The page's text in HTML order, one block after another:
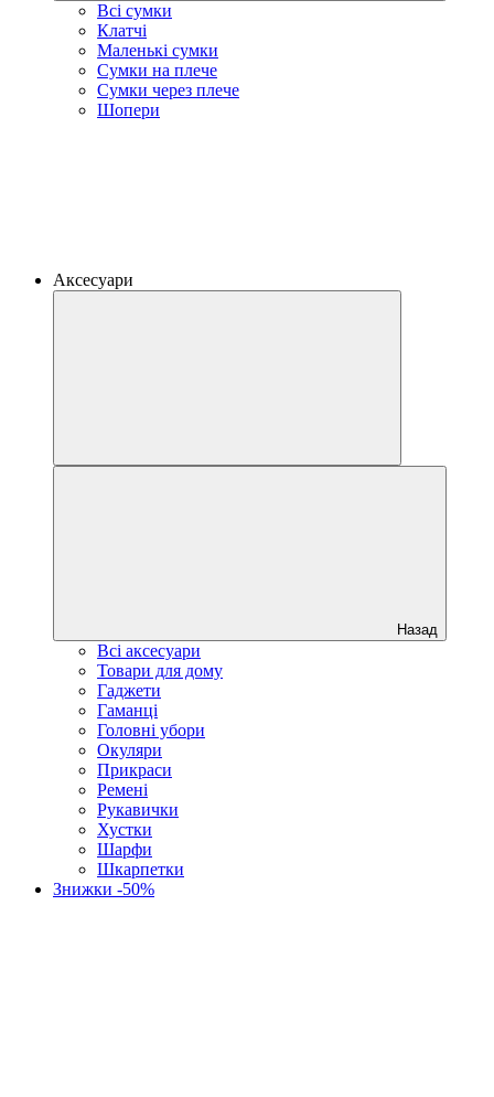
Всі сумки
Клатчі
Маленькі сумки
Сумки на плече
Сумки через плече
Шопери
Аксесуари
Назад
Всі аксесуари
Товари для дому
Гаджети
Гаманці
Головні убори
Окуляри
Прикраси
Ремені
Рукавички
Хустки
Шарфи
Шкарпетки
Знижки -50%